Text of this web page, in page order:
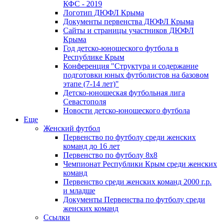
КФС - 2019
Логотип ДЮФЛ Крыма
Документы первенства ДЮФЛ Крыма
Сайты и страницы участников ДЮФЛ
Крыма
Год детско-юношеского футбола в
Республике Крым
Конференция "Структура и содержание
подготовки юных футболистов на базовом
этапе (7-14 лет)"
Детско-юношеская футбольная лига
Севастополя
Новости детско-юношеского футбола
Еще
Женский футбол
Первенство по футболу среди женских
команд до 16 лет
Первенство по футболу 8х8
Чемпионат Республики Крым среди женских
команд
Первенство среди женских команд 2000 г.р.
и младше
Документы Первенства по футболу среди
женских команд
Ссылки